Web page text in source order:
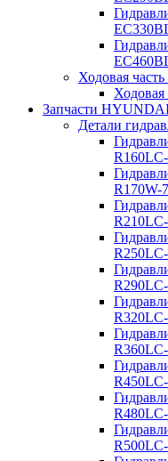
Ходовая
Ходовая
Запчасти
Детали
R170W-7